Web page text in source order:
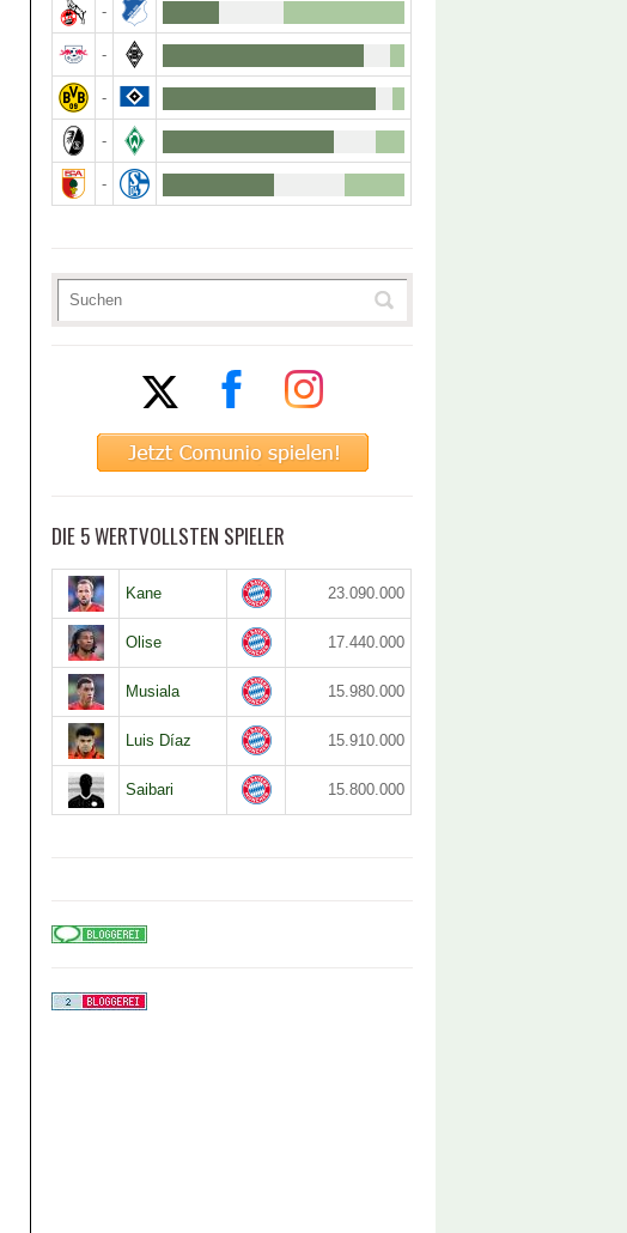
-
-
-
-
-
DIE 5 WERTVOLLSTEN SPIELER
Kane 23.090.000
Olise 17.440.000
Musiala 15.980.000
Luis Díaz 15.910.000
Saibari 15.800.000